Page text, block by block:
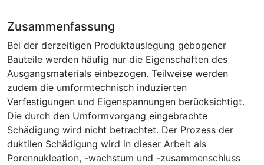
Zusammenfassung
Bei der derzeitigen Produktauslegung gebogener
Bauteile werden häufig nur die Eigenschaften des
Ausgangsmaterials einbezogen. Teilweise werden
zudem die umformtechnisch induzierten
Verfestigungen und Eigenspannungen berücksichtigt.
Die durch den Umformvorgang eingebrachte
Schädigung wird nicht betrachtet. Der Prozess der
duktilen Schädigung wird in dieser Arbeit als
Porennukleation, -wachstum und -zusammenschluss